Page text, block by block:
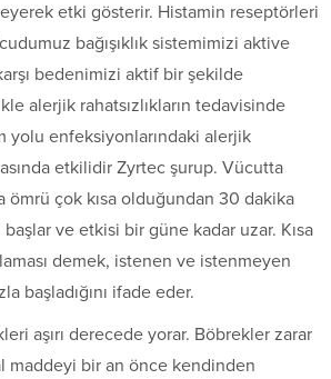
etki gösterir. Histamin reseptörleri
bağışıklık sistemimizi aktive
bedenimizi aktif bir şekilde
alerjik rahatsızlıkların tedavisinde
yolu enfeksiyonlarındaki alerjik
etkilidir Zyrtec şurup. Vücutta
ömrü çok kısa olduğundan 30 dakika
ve etkisi bir güne kadar uzar. Kısa
demek, istenen ve istenmeyen
başladığını ifade eder.
aşırı derecede yorar. Böbrekler zarar
maddeyi bir an önce kendinden